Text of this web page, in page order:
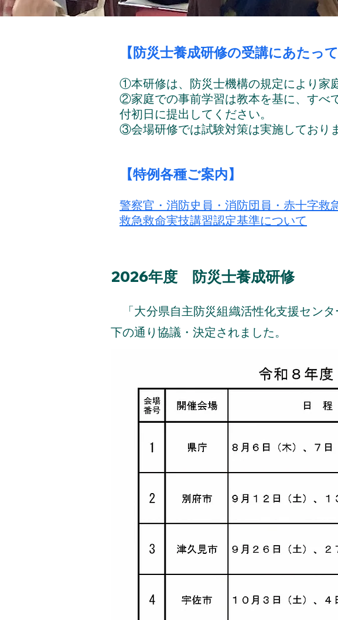
【防災士養成研修の受講にあたって
①本研修は、防災士機構の規定により家
②家庭での事前学習は教本を基に、すべ
付初日に提出してください。
③会場研修では試験対策は実施しており
【特例各種ご案内】
警察官・消防史員・消防団員・赤十字救
救急救命実技講習認定基準について
2026年度 防災士養成研修
「大分県自主防災組織活性化支援セン
下の通り協議・決定されました。